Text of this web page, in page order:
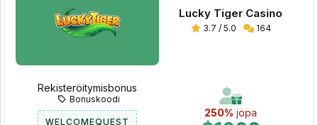
Lucky Tiger Casino
3.7 / 5.0 164
250% jopa
Rekisteröitymisbonus
Bonuskoodi
WELCOMEQUEST